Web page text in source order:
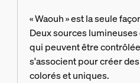
« Waouh » est la seule
Deux sources
qui peuvent être
s'associent pour créer
colorés et uniques.